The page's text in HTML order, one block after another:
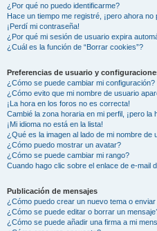
¿Por qué no puedo identificarme?
Hace un tiempo me registré, ¡pero ahora no
¡Perdí mi contraseña!
¿Por qué mi sesión de usuario expira
¿Cuál es la función de “Borrar cookies”?
Preferencias de usuario y
¿Cómo se puede cambiar mi configuración?
¿Cómo evito que mi nombre de usuario
¡La hora en los foros no es correcta!
Cambié la zona horaria en mi perfil, ¡pero la
¡Mi idioma no está en la lista!
¿Qué es la imagen al lado de mi nombre de
¿Cómo puedo mostrar un avatar?
¿Cómo se puede cambiar mi rango?
Cuando hago clic sobre el enlace de e-mail
Publicación de mensajes
¿Cómo puedo crear un nuevo tema o
¿Cómo se puede editar o borrar un
¿Cómo se puede añadir una firma a mi